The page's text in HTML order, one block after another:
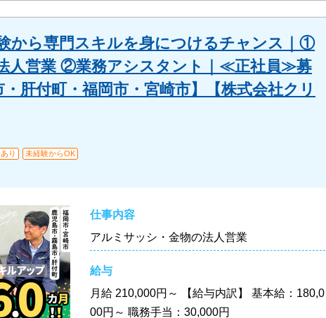
から専門スキルを身につけるチャンス｜①
人営業 ②業務アシスタント｜≪正社員≫募
肝付町・福岡市・宮崎市】【株式会社クリ
り 未経験からOK
仕事内容
アルミサッシ・金物の法人営業
給与
月給 210,000円～ 【給与内訳】 基本給：180,0
00円～ 職務手当：30,000円